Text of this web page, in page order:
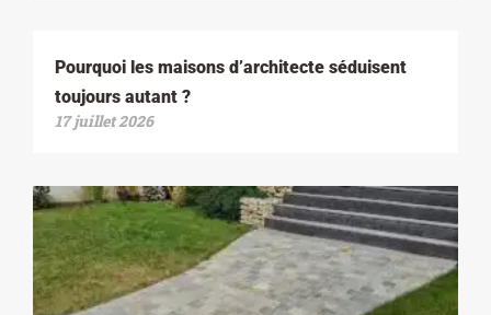
Pourquoi les maisons d’architecte séduisent
toujours autant ?
17 juillet 2026